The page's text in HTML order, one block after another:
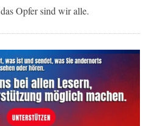
Opfer sind wir alle.